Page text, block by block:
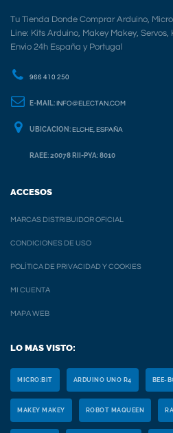
Tu Tienda Donde Comprar Arduino,
Line: Kits Arduino, Makey Makey,
Envio 24h España y Portugal
966 410 250
E-MAIL: INFO@ELECTAN.COM
UBICACION: ELCHE, ESPAÑA
RAEE: 20078 RII-PYA: 8010
ACCESOS
MARCAS DISTRIBUIDOR OFICIAL
CONDICIONES DE USO
POLÍTICA DE PRIVACIDAD Y COOKIES
MI CUENTA
MAPA WEB
LO MAS VISTO:
MICRO:BIT ARDUINO UNO R4 BEE-
MAKEY MAKEY ROBOT MAQUEEN